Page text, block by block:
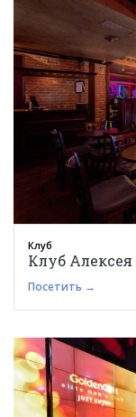
Клуб
Клуб Алексея
Посетить →